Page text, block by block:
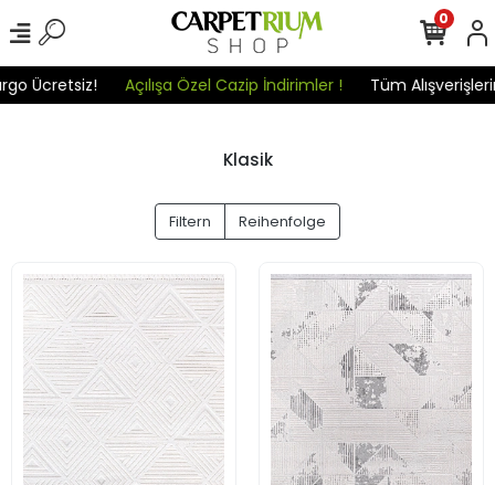
Açılışa Özel Cazip İndirimler ! Tüm
0
Klasik
Filtern Reihenfolge